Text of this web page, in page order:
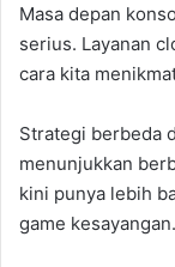
Masa depan
serius. Layanan
cara kita
Strategi berbeda
menunjukkan
kini punya lebih
game kesayangan.